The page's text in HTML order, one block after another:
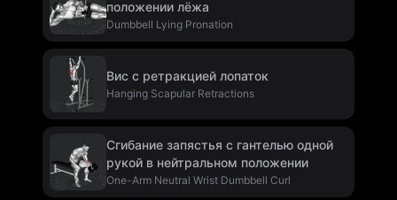
положении лёжа
Dumbbell Lying Pronation
Вис с ретракцией лопаток
Hanging Scapular Retractions
Сгибание запястья с гантелью одной
рукой в нейтральном положении
One-Arm Neutral Wrist Dumbbell Curl